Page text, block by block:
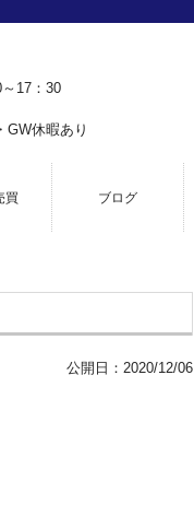
17：30
GW休暇あり
買 ブログ
公開日： 2020/12/06